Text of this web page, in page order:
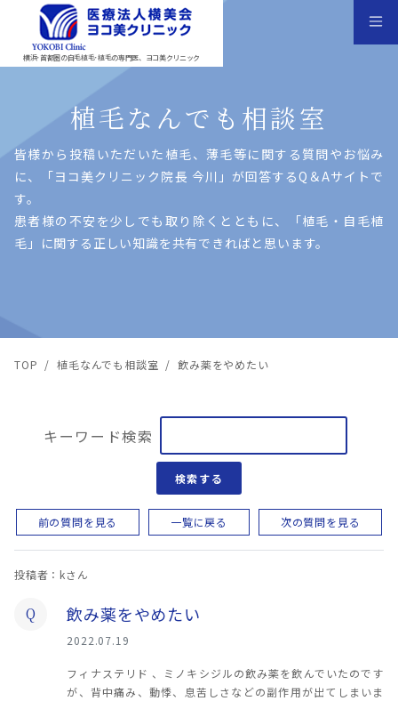
横浜･首都圏の自毛植毛･植毛の専門医、ヨコ美クリニック
植毛なんでも相談室
皆様から投稿いただいた植⽑、薄⽑等に関する質問やお悩み
に、「ヨコ美クリニック院⻑ 今川」が回答するQ＆Aサイトで
す。
患者様の不安を少しでも取り除くとともに、「植⽑・⾃⽑植
⽑」に関する正しい知識を共有できればと思います。
TOP / 植毛なんでも相談室 / 飲み薬をやめたい
キーワード検索
検索する
前の質問を見る 一覧に戻る 次の質問を見る
投稿者：kさん
Q 飲み薬をやめたい
2022.07.19
フィナステリド 、ミノキシジルの飲み薬を飲んでいたのです
が、背中痛み、動悸、息苦しさなどの副作用が出てしまいま